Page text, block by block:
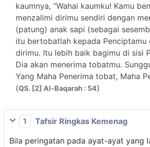
kaumnya, “Wahai kaumku! Kamu
menzalimi dirimu sendiri dengan
(patung) anak sapi (sebagai
itu bertobatlah kepada Penciptamu
dirimu. Itu lebih baik bagimu di sisi
Dia akan menerima tobatmu.
Yang Maha Penerima tobat, Maha
(QS. [2] Al-Baqarah : 54)
1
Tafsir Ringkas Kemenag
Bila peringatan pada ayat-ayat yang